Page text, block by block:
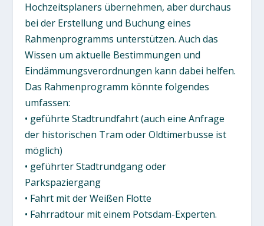
Hochzeitsplaners übernehmen, aber durchaus
bei der Erstellung und Buchung eines
Rahmenprogramms unterstützen. Auch das
Wissen um aktuelle Bestimmungen und
Eindämmungsverordnungen kann dabei helfen.
Das Rahmenprogramm könnte folgendes
umfassen:
• geführte Stadtrundfahrt (auch eine Anfrage
der historischen Tram oder Oldtimerbusse ist
möglich)
• geführter Stadtrundgang oder
Parkspaziergang
• Fahrt mit der Weißen Flotte
• Fahrradtour mit einem Potsdam-Experten.